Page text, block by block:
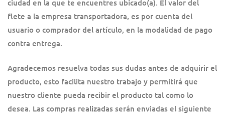
ciudad en la que te encuentres ubicado(a). El valor del
flete a la empresa transportadora, es por cuenta del
usuario o comprador del artículo, en la modalidad de pago
contra entrega.
Agradecemos resuelva todas sus dudas antes de adquirir el
producto, esto facilita nuestro trabajo y permitirá que
nuestro cliente pueda recibir el producto tal como lo
desea. Las compras realizadas serán enviadas el siguiente